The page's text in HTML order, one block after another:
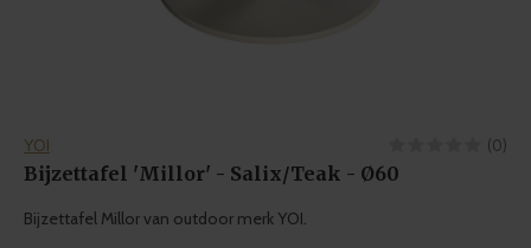
YOI (0)
Bijzettafel 'Millor' - Salix/Teak - Ø60
Bijzettafel Millor van outdoor merk YOI.